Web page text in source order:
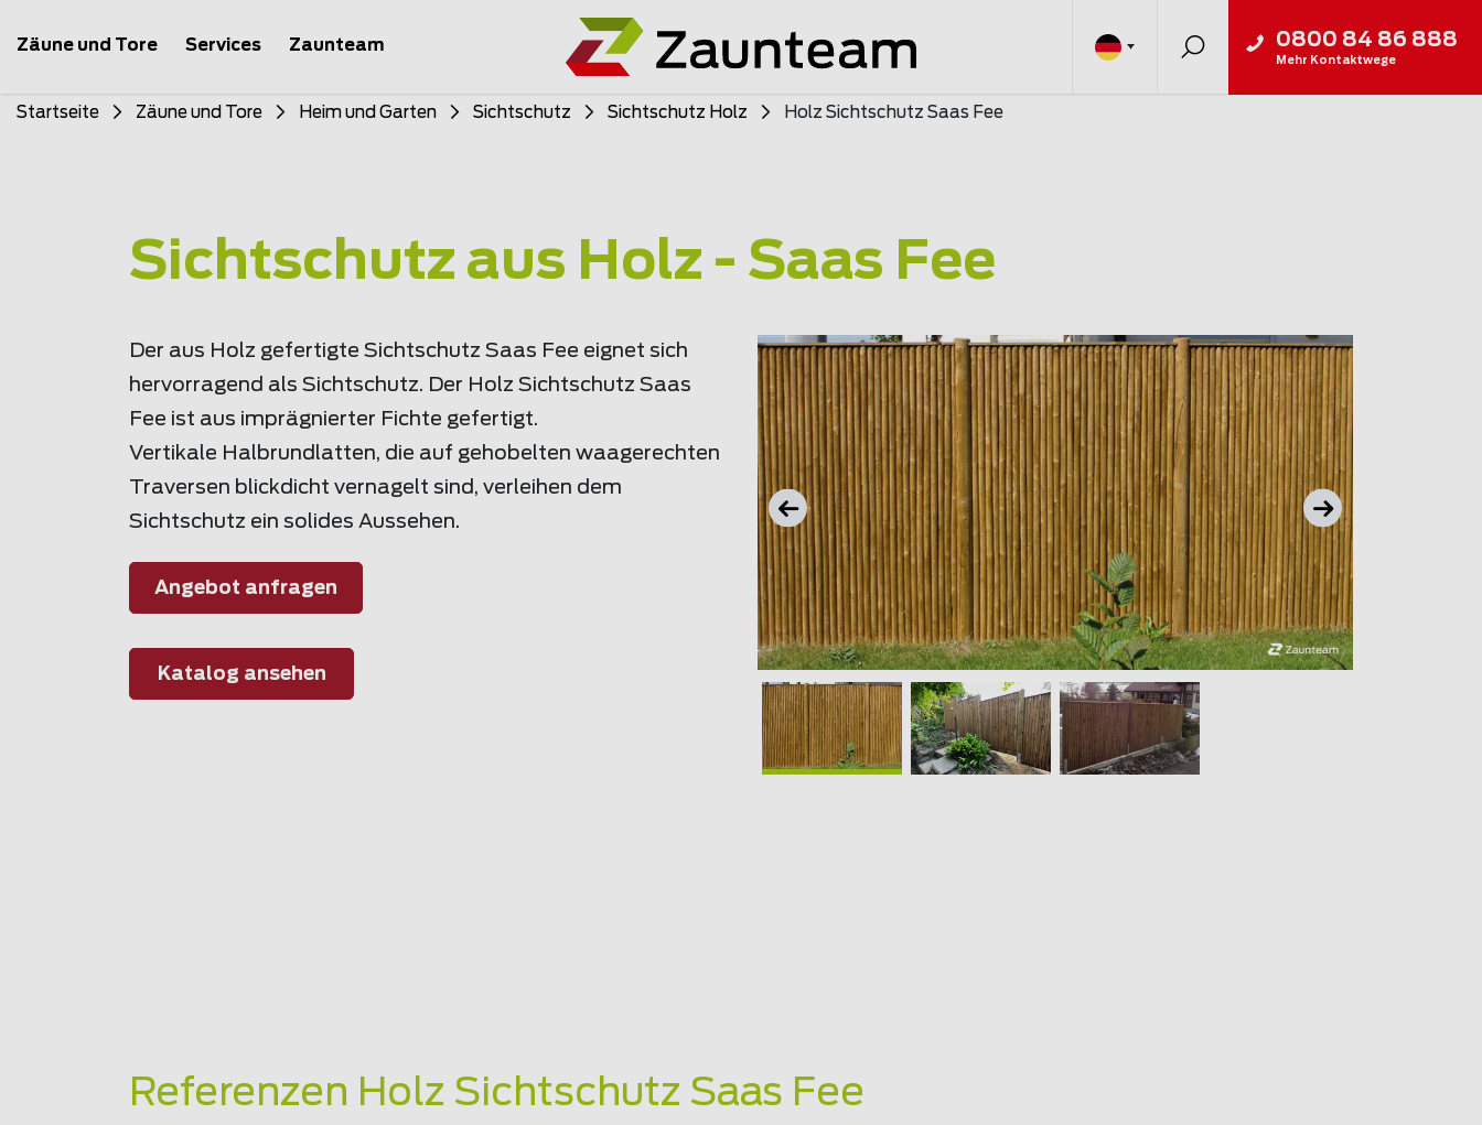
Zäune und Tore Services Zaunteam 0800 84 86 888
Mehr Kontaktwege
Startseite Zäune und Tore Heim und Garten Sichtschutz Sichtschutz Holz Holz Sichtschutz Saas Fee
Sichtschutz aus Holz - Saas Fee
Der aus Holz gefertigte Sichtschutz Saas Fee eignet sich
hervorragend als Sichtschutz. Der Holz Sichtschutz Saas
Fee ist aus imprägnierter Fichte gefertigt.
Vertikale Halbrundlatten, die auf gehobelten waagerechten
Traversen blickdicht vernagelt sind, verleihen dem
Sichtschutz ein solides Aussehen.
Angebot anfragen
Katalog ansehen
Referenzen Holz Sichtschutz Saas Fee